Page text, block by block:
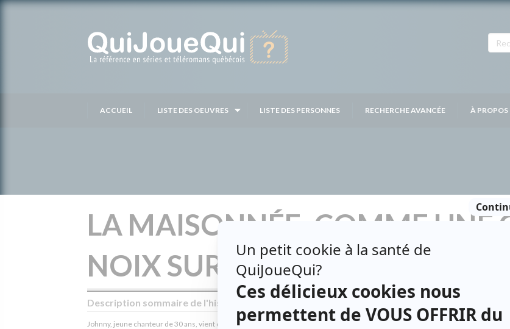
ACCUEIL LISTE DES OEUVRES LISTE DES PERSONNES RECHERCHE AVANCÉE À PROPOS
LA MAISONNÉE: COMME UNE
NOIX SUR UNE MER
Description sommaire de l'histoire
Johnny, jeune chanteur de 30 ans, vient de divorcer. Seul et